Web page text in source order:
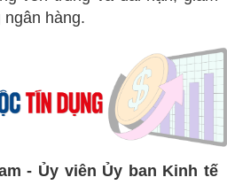
ngân hàng.
- Ủy viên Ủy ban Kinh tế